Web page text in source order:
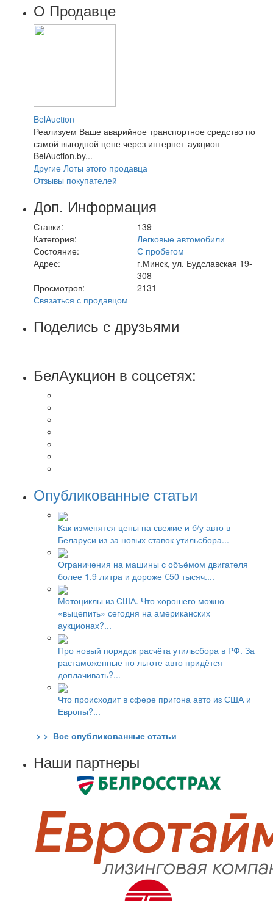
О Продавце
BelAuction
Реализуем Ваше аварийное транспортное средство по
самой выгодной цене через интернет-аукцион
BelAuction.by...
Другие Лоты этого продавца
Отзывы покупателей
Доп. Информация
Ставки:
139
Категория:
Легковые автомобили
Состояние:
С пробегом
Адрес:
г.Минск, ул. Будславская 19-
308
Просмотров:
2131
Связаться с продавцом
Поделись с друзьями
БелАукцион в соцсетях:
Опубликованные статьи
Как изменятся цены на свежие и б/у авто в
Беларуси из-за новых ставок утильсбора...
Ограничения на машины с объёмом двигателя
более 1,9 литра и дороже €50 тысяч....
Мотоциклы из США. Что хорошего можно
«выцепить» сегодня на американских
аукционах?...
Про новый порядок расчёта утильсбора в РФ. За
растаможенные по льготе авто придётся
доплачивать?...
Что происходит в сфере пригона авто из США и
Европы?...
> > Все опубликованные статьи
Наши партнеры